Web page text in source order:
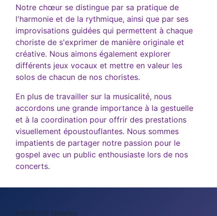
Notre chœur se distingue par sa pratique de
l'harmonie et de la rythmique, ainsi que par ses
improvisations guidées qui permettent à chaque
choriste de s'exprimer de manière originale et
créative. Nous aimons également explorer
différents jeux vocaux et mettre en valeur les
solos de chacun de nos choristes.
En plus de travailler sur la musicalité, nous
accordons une grande importance à la gestuelle
et à la coordination pour offrir des prestations
visuellement époustouflantes. Nous sommes
impatients de partager notre passion pour le
gospel avec un public enthousiaste lors de nos
concerts.
Mentions légales